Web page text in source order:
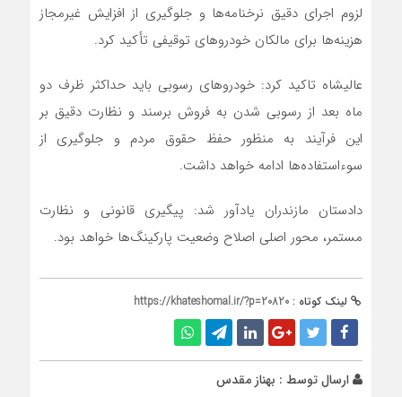
لزوم اجرای دقیق نرخنامه‌ها و جلوگیری از افزایش غیرمجاز
هزینه‌ها برای مالکان خودروهای توقیفی تأکید کرد.
عالیشاه تاکید کرد: خودروهای رسوبی باید حداکثر ظرف دو
ماه بعد از رسوبی شدن به فروش برسند و نظارت دقیق بر
این فرآیند به منظور حفظ حقوق مردم و جلوگیری از
سوءاستفاده‌ها ادامه خواهد داشت.
دادستان مازندران یادآور شد: پیگیری قانونی و نظارت
مستمر، محور اصلی اصلاح وضعیت پارکینگ‌ها خواهد بود.
لینک کوتاه : https://khateshomal.ir/?p=20820
ارسال توسط : بهناز مقدس